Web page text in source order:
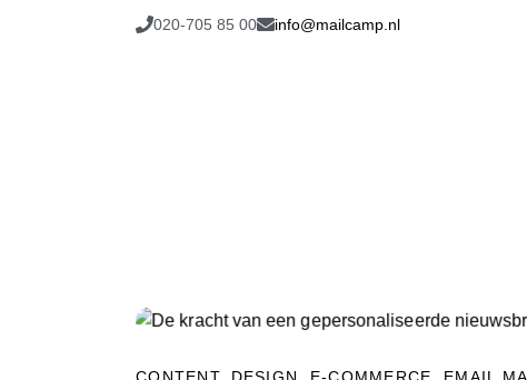
020-705 85 00 info@mailcamp.nl